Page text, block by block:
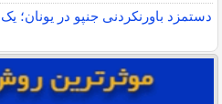
دستمزد باورنکردنی جنپو در یونان؛